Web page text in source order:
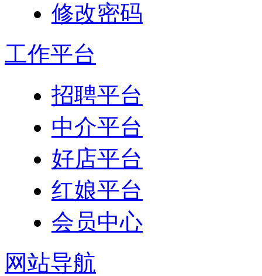
修改密码
工作平台
招聘平台
中介平台
好店平台
红娘平台
会员中心
网站导航